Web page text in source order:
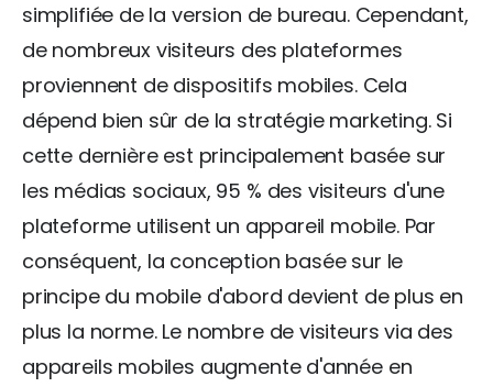
simplifiée de la version de bureau. Cependant,
de nombreux visiteurs des plateformes
proviennent de dispositifs mobiles. Cela
dépend bien sûr de la stratégie marketing. Si
cette dernière est principalement basée sur
les médias sociaux, 95 % des visiteurs d'une
plateforme utilisent un appareil mobile. Par
conséquent, la conception basée sur le
principe du mobile d'abord devient de plus en
plus la norme. Le nombre de visiteurs via des
appareils mobiles augmente d'année en